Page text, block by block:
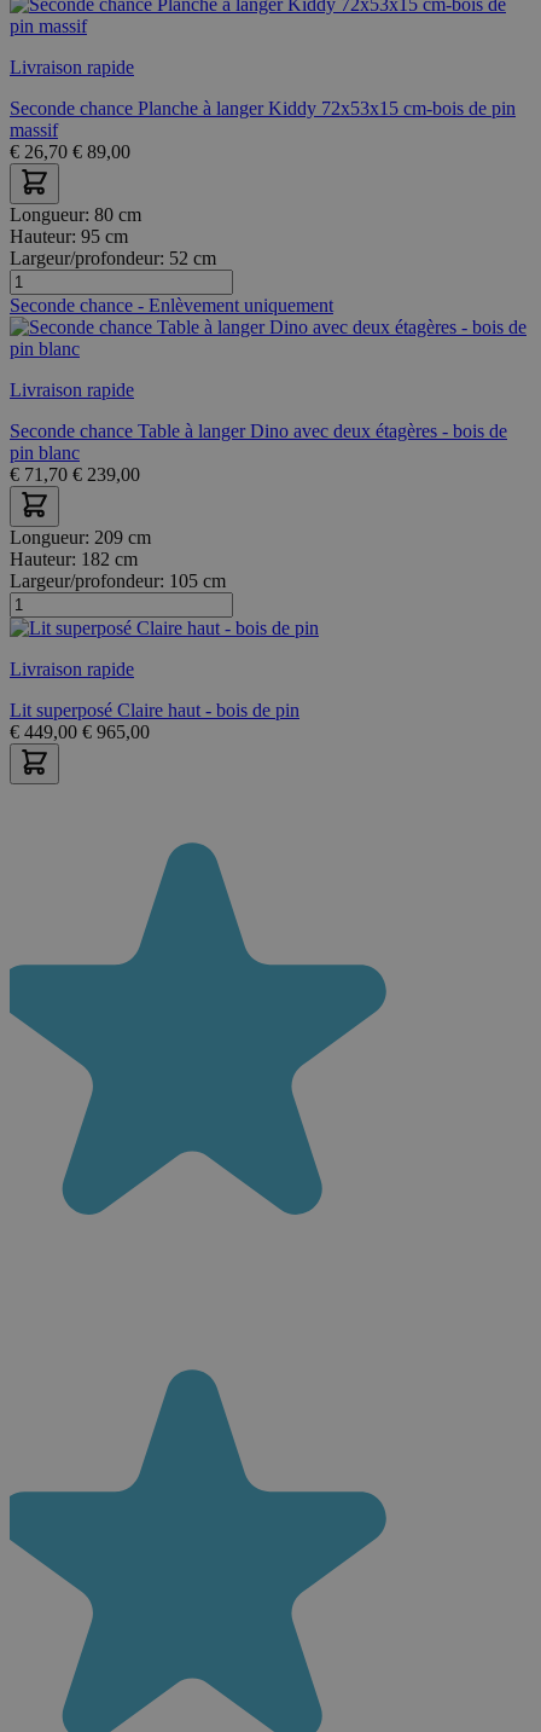
Livraison rapide
Seconde chance Planche à langer Kiddy 72x53x15 cm-bois de pin
massif
€ 26,70 € 89,00
Longueur: 80 cm
Hauteur: 95 cm
Largeur/profondeur: 52 cm
Seconde chance - Enlèvement uniquement
Livraison rapide
Seconde chance Table à langer Dino avec deux étagères - bois de
pin blanc
€ 71,70 € 239,00
Longueur: 209 cm
Hauteur: 182 cm
Largeur/profondeur: 105 cm
Livraison rapide
Lit superposé Claire haut - bois de pin
€ 449,00 € 965,00